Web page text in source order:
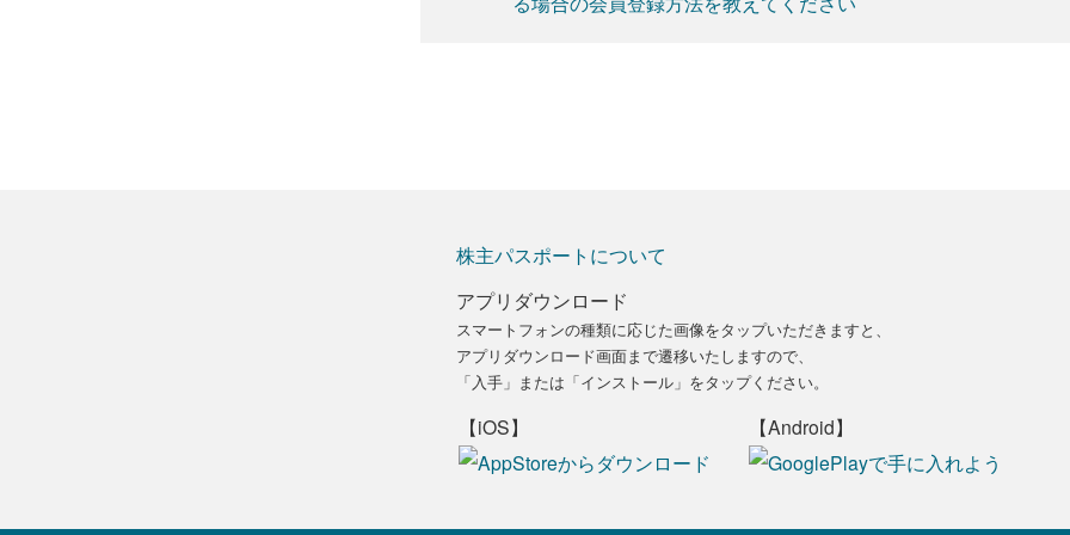
株主パスポートについて
アプリダウンロード
スマートフォンの種類に応じた画像をタップいただきますと、
アプリダウンロード画面まで遷移いたしますので、
「入手」または「インストール」をタップください。
【iOS】 【Android】